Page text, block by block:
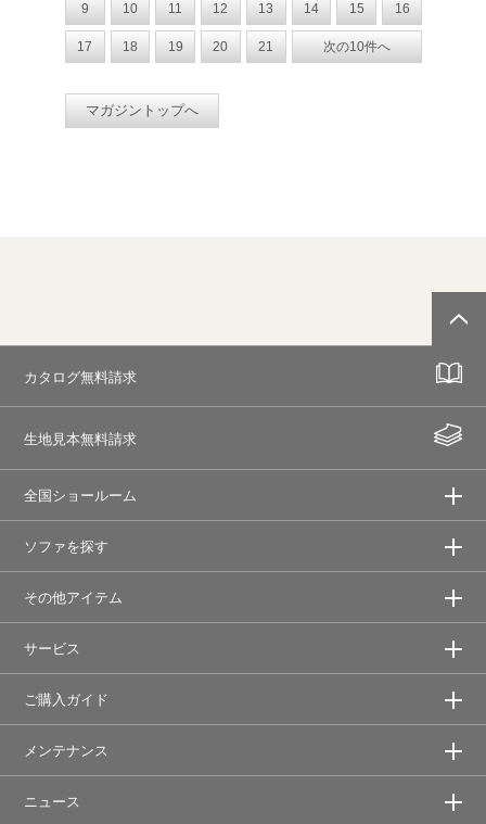
9 10 11 12 13 14 15 16
17 18 19 20 21 次の10件へ
マガジントップへ
カタログ無料請求
生地見本無料請求
全国ショールーム
ソファを探す
その他アイテム
サービス
ご購入ガイド
メンテナンス
ニュース